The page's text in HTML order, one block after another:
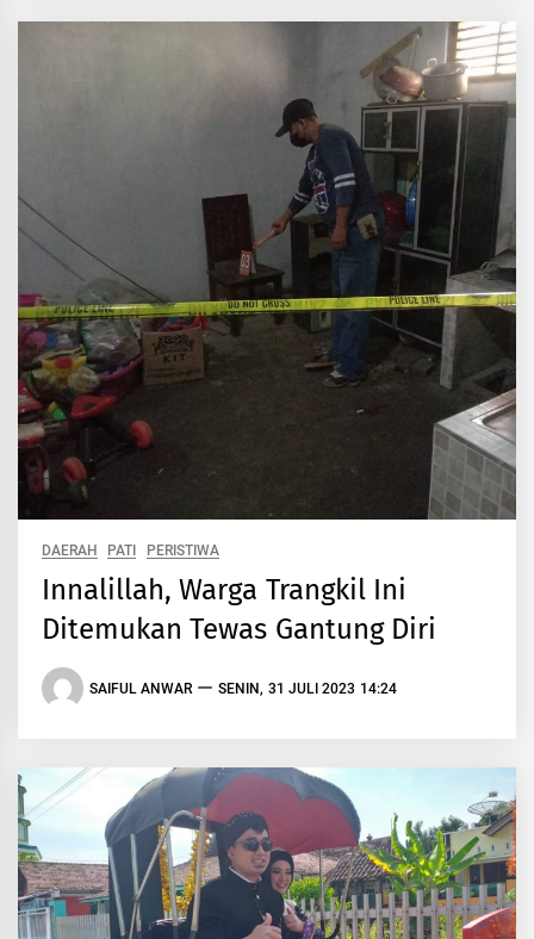
DAERAH PATI PERISTIWA
Innalillah, Warga Trangkil Ini
Ditemukan Tewas Gantung Diri
SAIFUL ANWAR SENIN, 31 JULI 2023 14:24